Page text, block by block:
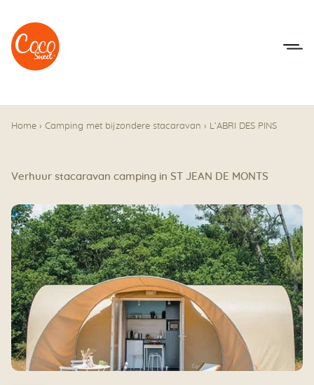
Naar het menu
Naar de inhoudsopgave
Home › Camping met bijzondere stacaravan › L’ABRI DES PINS
Verhuur stacaravan camping in ST JEAN DE MONTS